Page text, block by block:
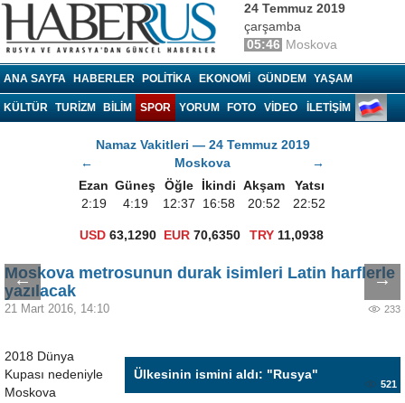
Haberrus.com
24 Temmuz 2019
çarşamba
05:46 Moskova
ANA SAYFA HABERLER POLITIKA EKONOMI GÜNDEM YAŞAM
KÜLTÜR TURIZM BILIM SPOR YORUM FOTO VIDEO İLETİŞİM
Namaz Vakitleri — 24 Temmuz 2019
←
Moskova
→
Ezan Güneş Öğle İkindi Akşam
Yatsı
2:19
4:19 12:37 16:58 20:52 22:52
USD 63,1290 EUR 70,6350 TRY 11,0938
← →
Moskova metrosunun durak isimleri Latin harflerle
yazılacak
21 Mart 2016, 14:10 233
Ülkesinin ismini aldı: "Rusya"
521
2018 Dünya
Kupası nedeniyle
Moskova